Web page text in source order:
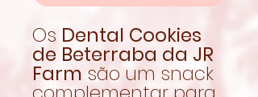
Os Dental Cookies
de Beterraba da JR
Farm são um snack